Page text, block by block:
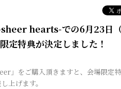
hearts-での6月23日（
定特典が決定しました！
」をご購入頂きますと、会場限定
上げます。